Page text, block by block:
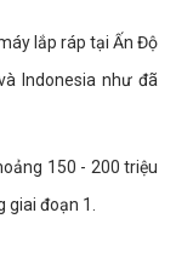
lắp ráp tại Ấn Độ
Indonesia như đã
150 - 200 triệu
giai đoạn 1.